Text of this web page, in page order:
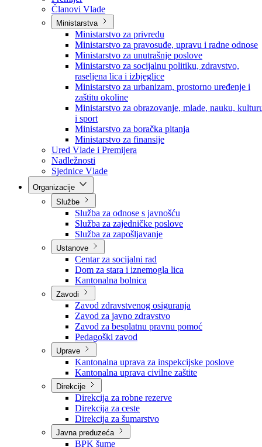
Vlada
Vlada BPK Goražde
Premijer
Članovi Vlade
Ministarstva
Ministarstvo za privredu
Ministarstvo za pravosuđe, upravu i radne odnose
Ministarstvo za unutrašnje poslove
Ministarstvo za socijalnu politiku, zdravstvo,
raseljena lica i izbjeglice
Ministarstvo za urbanizam, prostorno uređenje i
zaštitu okoline
Ministarstvo za obrazovanje, mlade, nauku,
i sport
Ministarstvo za boračka pitanja
Ministarstvo za finansije
Ured Vlade i Premijera
Nadležnosti
Sjednice Vlade
Službe
Služba za odnose s javnošću
Služba za zajedničke poslove
Služba za zapošljavanje
Ustanove
Centar za socijalni rad
Dom za stara i iznemogla lica
Kantonalna bolnica
Zavodi
Zavod zdravstvenog osiguranja
Zavod za javno zdravstvo
Zavod za besplatnu pravnu pomoć
Pedagoški zavod
Uprave
Kantonalna uprava za inspekcijske poslove
Kantonalna uprava civilne zaštite
Direkcije
Direkcija za robne rezerve
Direkcija za ceste